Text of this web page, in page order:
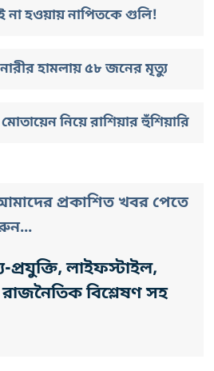
না হওয়ায় নাপিতকে গুলি!
হামলায় ৫৮ জনের মৃত্যু
নিয়ে রাশিয়ার হুঁশিয়ারি
প্রকাশিত খবর পেতে
প্রযুক্তি, লাইফস্টাইল,
বিশ্লেষণ সহ